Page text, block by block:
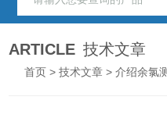
ARTICLE 技术文章
首页 >技术文章 > 介绍余氯